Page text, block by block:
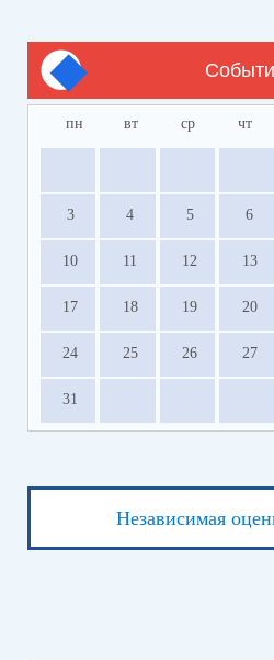
пн вт ср чт
3 4 5 6
10 11 12 13
17 18 19 20
24 25 26 27
31
Независимая